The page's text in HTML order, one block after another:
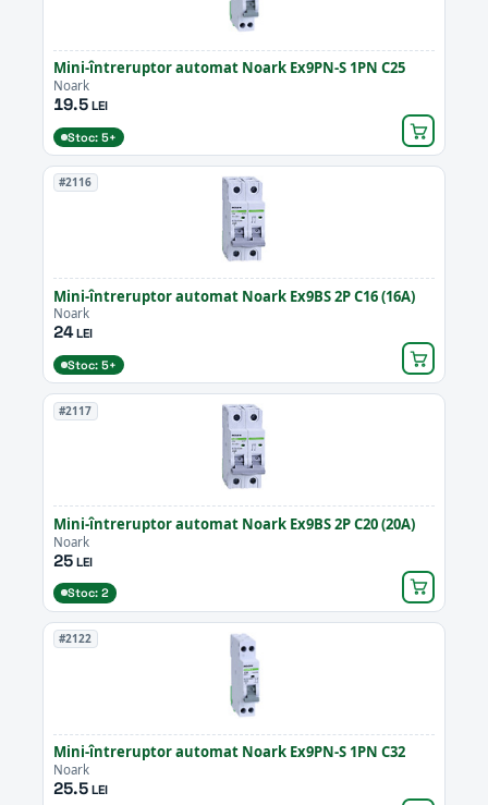
Mini-întreruptor automat Noark Ex9PN-S 1PN C25
Noark
19.5LEI
Stoc: 5+
#2116
Mini-întreruptor automat Noark Ex9BS 2P C16 (16A)
Noark
24LEI
Stoc: 5+
#2117
Mini-întreruptor automat Noark Ex9BS 2P C20 (20A)
Noark
25LEI
Stoc: 2
#2122
Mini-întreruptor automat Noark Ex9PN-S 1PN C32
Noark
25.5LEI